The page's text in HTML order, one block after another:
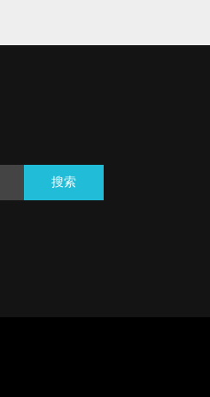
搜索